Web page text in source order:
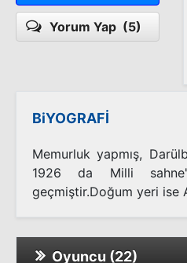
Yorum Yap (5)
BiYOGRAFİ
Memurluk yapmış,
1926 da Milli
geçmiştir.Doğum yeri ise
Oyuncu (22)